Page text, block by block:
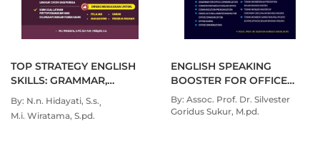
TOP STRATEGY ENGLISH
SKILLS: GRAMMAR,
TENSES, VOCABULARY,
CONVERSATION
By: N.n. Hidayati, S.s.
M.i. Wiratama, S.pd.
ENGLISH SPEAKING
BOOSTER FOR OFFICE
COMMUNICATION
By: Assoc. Prof. Dr. Silvester
Goridus Sukur, M.pd.